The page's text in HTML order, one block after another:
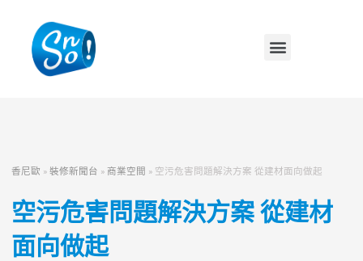
香尼歐 »裝修新聞台 » 商業空間 » 空污危害問題解決方案 從建材面向做起
空污危害問題解決方案 從建材
面向做起